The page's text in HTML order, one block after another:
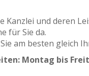
Kanzlei und deren
für Sie da.
am besten gleich
Montag bis